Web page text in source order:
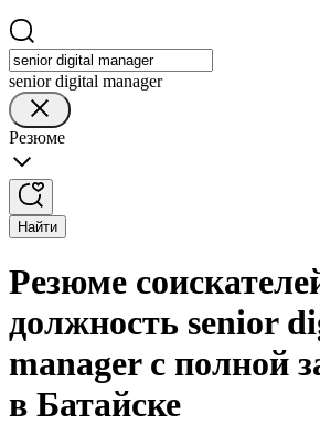
senior digital manager
Резюме
Найти
Резюме
должность senior
manager с полной
в Батайске